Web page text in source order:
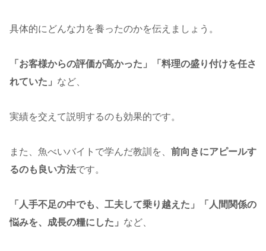
具体的にどんな力を養ったのかを伝えましょう。
「お客様からの評価が高かった」「料理の盛り付けを任さ
れていた」 など、
実績を交えて説明するのも効果的です。
また、魚べいバイトで学んだ教訓を、 前向きにアピールす
るのも良い方法です。
「人手不足の中でも、工夫して乗り越えた」「人間関係の
悩みを、成長の糧にした」 など、